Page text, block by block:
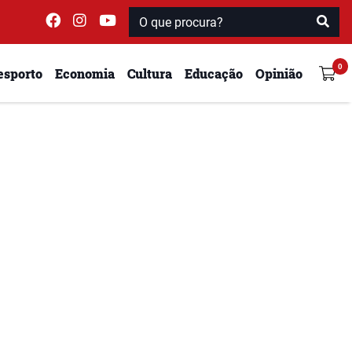
Economia Cultura Educação Opinião